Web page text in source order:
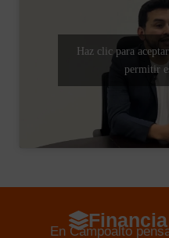
Haz clic para
permitir
En Campoalto